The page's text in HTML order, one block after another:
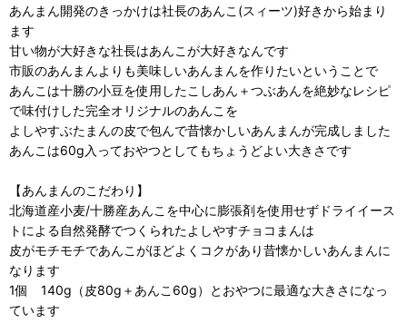
あんまん開発のきっかけは社長のあんこ(スィーツ)好きから始まり
ます
甘い物が大好きな社長はあんこが大好きなんです
市販のあんまんよりも美味しいあんまんを作りたいということで
あんこは十勝の小豆を使用したこしあん＋つぶあんを絶妙なレシピ
で味付けした完全オリジナルのあんこを
よしやすぶたまんの皮で包んで昔懐かしいあんまんが完成しました
あんこは60g入っておやつとしてもちょうどよい大きさです
【あんまんのこだわり】
北海道産小麦/十勝産あんこを中心に膨張剤を使用せずドライイース
トによる自然発酵でつくられたよしやすチョコまんは
皮がモチモチであんこがほどよくコクがあり昔懐かしいあんまんに
なります
1個 140g（皮80g＋あんこ60g）とおやつに最適な大きさになっ
ています